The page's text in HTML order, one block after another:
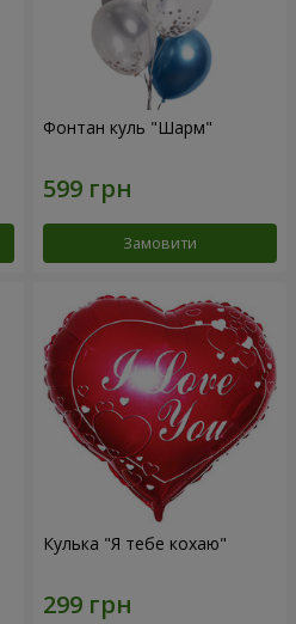
Фонтан куль "Шарм"
Замовити
Кулька "Я тебе кохаю"